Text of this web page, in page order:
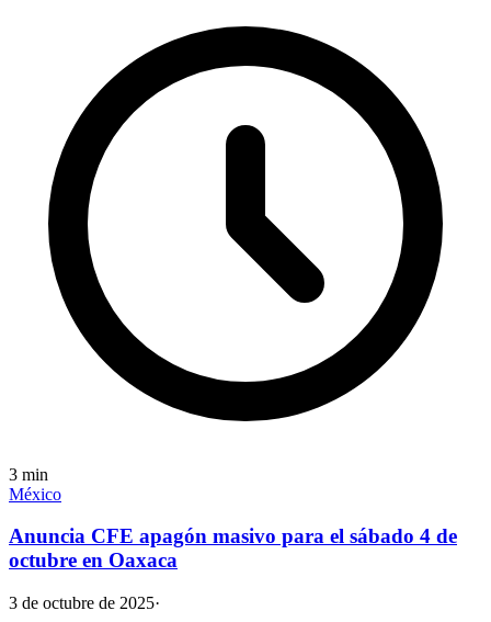
3 min
México
Anuncia CFE apagón masivo para el sábado 4 de
octubre en Oaxaca
3 de octubre de 2025·